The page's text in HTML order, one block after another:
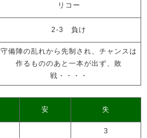
リコー
2-3 負け
守備陣の乱れから先制され、チャンスは
作るもののあと一本が出ず、敗
戦・・・・
安 失
3